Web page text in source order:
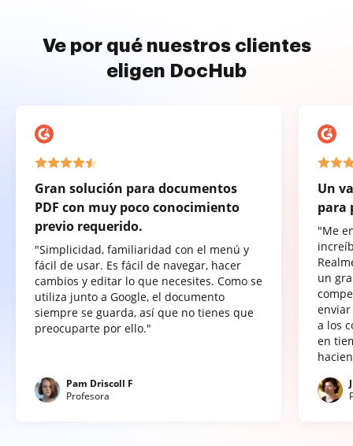
Ve por qué nuestros clientes
eligen DocHub
Gran solución para documentos
PDF con muy poco conocimiento
previo requerido.
"Simplicidad, familiaridad con el menú y
fácil de usar. Es fácil de navegar, hacer
cambios y editar lo que necesites. Como se
utiliza junto a Google, el documento
siempre se guarda, así que no tienes que
preocuparte por ello."
Pam Driscoll F
Profesora
Un
para
"Me
un
a los
en